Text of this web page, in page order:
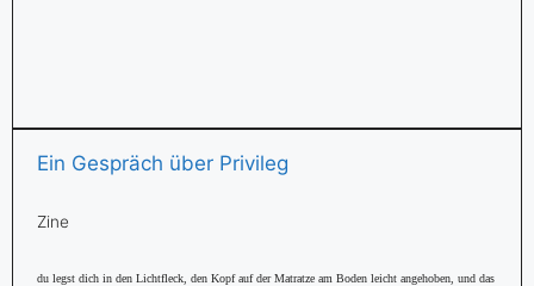
Ein Gespräch über Privileg
Zine
du legst dich in den Lichtfleck, den Kopf auf der Matratze am Boden leicht angehoben, und das